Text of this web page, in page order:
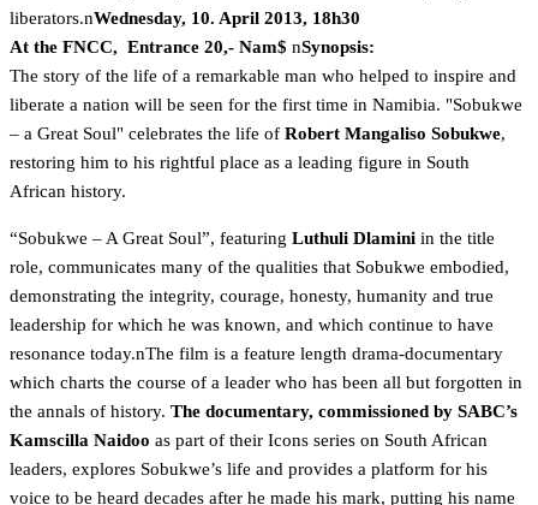
liberators.nWednesday, 10. April 2013, 18h30
At the FNCC, Entrance 20,- Nam$ nSynopsis:
The story of the life of a remarkable man who helped to inspire and
liberate a nation will be seen for the first time in Namibia. "Sobukwe
– a Great Soul" celebrates the life of Robert Mangaliso Sobukwe,
restoring him to his rightful place as a leading figure in South
African history.
“Sobukwe – A Great Soul”, featuring Luthuli Dlamini in the title
role, communicates many of the qualities that Sobukwe embodied,
demonstrating the integrity, courage, honesty, humanity and true
leadership for which he was known, and which continue to have
resonance today.nThe film is a feature length drama-documentary
which charts the course of a leader who has been all but forgotten in
the annals of history. The documentary, commissioned by SABC’s
Kamscilla Naidoo as part of their Icons series on South African
leaders, explores Sobukwe’s life and provides a platform for his
voice to be heard decades after he made his mark, putting his name